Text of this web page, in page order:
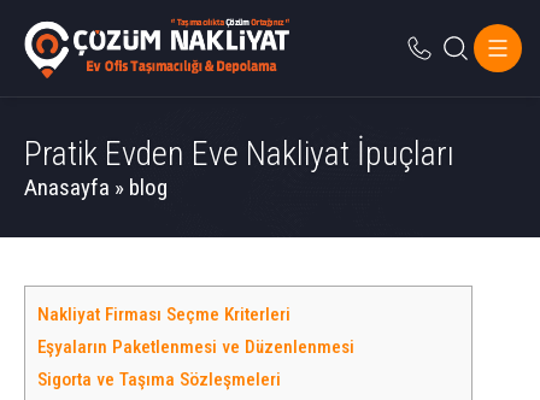
Pratik Evden Eve Nakliyat İpuçları
Anasayfa » blog
Nakliyat Firması Seçme Kriterleri
Eşyaların Paketlenmesi ve Düzenlenmesi
Sigorta ve Taşıma Sözleşmeleri